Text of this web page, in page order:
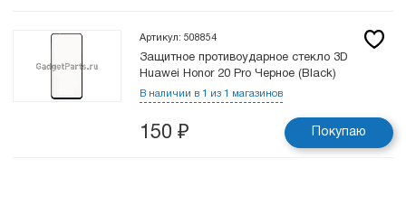
Артикул: 508854
Защитное противоударное стекло 3D
Huawei Honor 20 Pro Черное (Black)
В наличии в 1 из 1 магазинов
150 ₽ Покупаю